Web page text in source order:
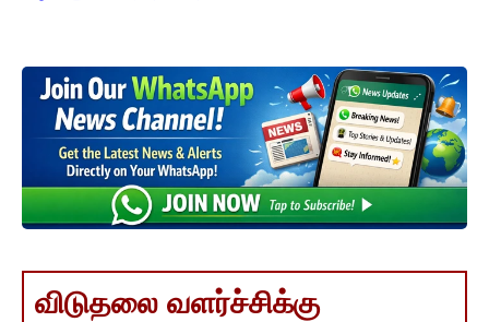
விடுதலை வளர்ச்சிக்கு